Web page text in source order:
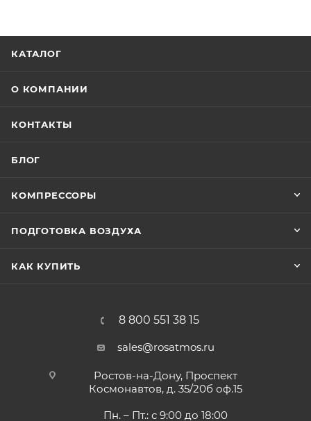
КАТАЛОГ
О КОМПАНИИ
КОНТАКТЫ
БЛОГ
КОМПРЕССОРЫ
ПОДГОТОВКА ВОЗДУХА
КАК КУПИТЬ
8 800 551 38 15
sales@rosatmos.ru
Ростов-на-Дону, Проспект
Космонавтов, д. 35/20б оф.15
Пн. – Пт.: с 9:00 до 18:00